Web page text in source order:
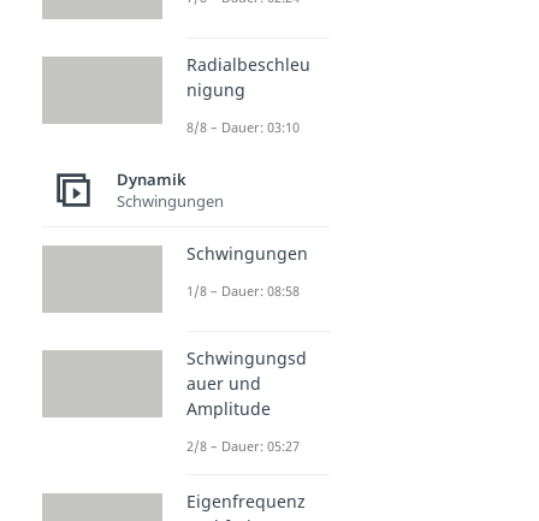
Radialbeschleu
nigung
8/8 – Dauer: 03:10
Dynamik
Schwingungen
Schwingungen
1/8 – Dauer: 08:58
Schwingungsd
auer und
Amplitude
2/8 – Dauer: 05:27
Eigenfrequenz